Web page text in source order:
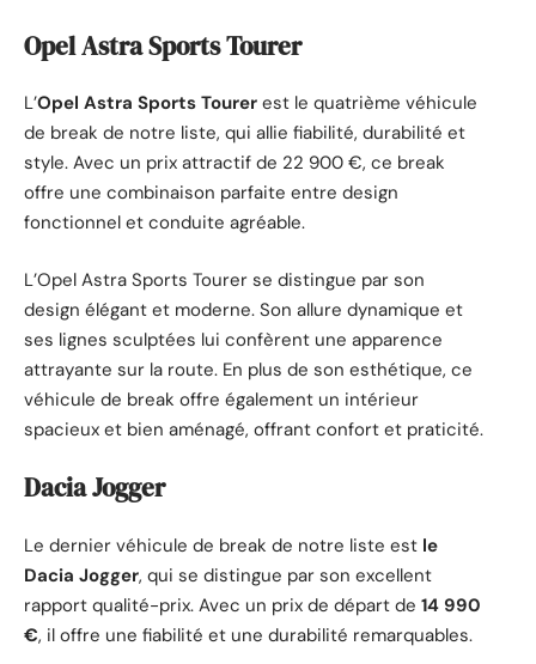
Opel Astra Sports Tourer
L’Opel Astra Sports Tourer est le quatrième véhicule
de break de notre liste, qui allie fiabilité, durabilité et
style. Avec un prix attractif de 22 900 €, ce break
offre une combinaison parfaite entre design
fonctionnel et conduite agréable.
L’Opel Astra Sports Tourer se distingue par son
design élégant et moderne. Son allure dynamique et
ses lignes sculptées lui confèrent une apparence
attrayante sur la route. En plus de son esthétique, ce
véhicule de break offre également un intérieur
spacieux et bien aménagé, offrant confort et praticité.
Dacia Jogger
Le dernier véhicule de break de notre liste est le
Dacia Jogger, qui se distingue par son excellent
rapport qualité-prix. Avec un prix de départ de 14 990
€, il offre une fiabilité et une durabilité remarquables.